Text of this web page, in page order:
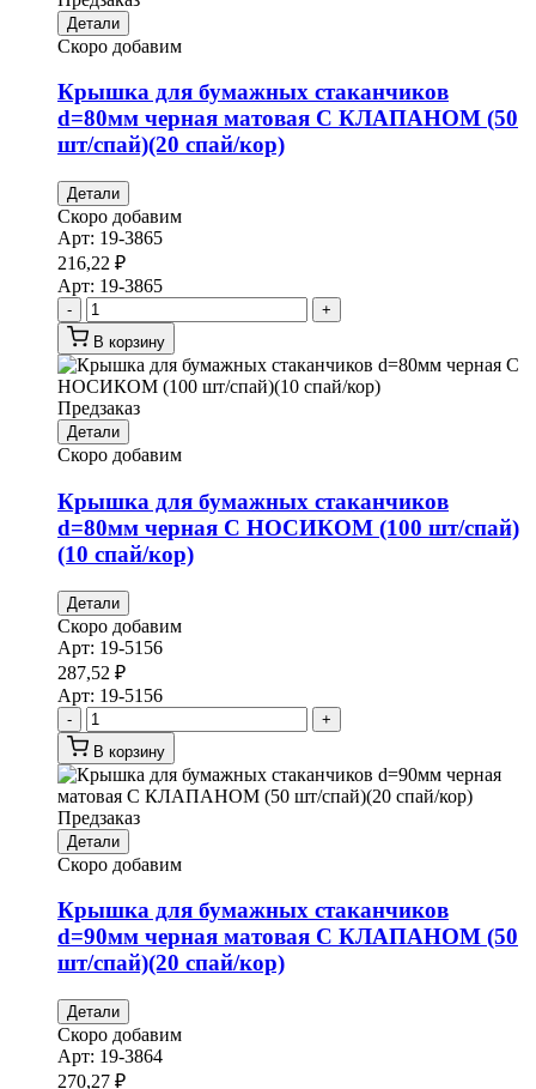
Детали
Скоро добавим
Крышка для бумажных стаканчиков
d=80мм черная матовая С КЛАПАНОМ (50
шт/спай)(20 спай/кор)
Детали
Скоро добавим
Арт: 19-3865
216,22 ₽
Арт: 19-3865
-
+
В корзину
Предзаказ
Детали
Скоро добавим
Крышка для бумажных стаканчиков
d=80мм черная С НОСИКОМ (100 шт/спай)
(10 спай/кор)
Детали
Скоро добавим
Арт: 19-5156
287,52 ₽
Арт: 19-5156
-
+
В корзину
Предзаказ
Детали
Скоро добавим
Крышка для бумажных стаканчиков
d=90мм черная матовая С КЛАПАНОМ (50
шт/спай)(20 спай/кор)
Детали
Скоро добавим
Арт: 19-3864
270,27 ₽